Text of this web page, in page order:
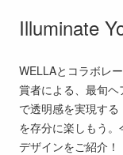
Illuminate
WELLAとコラボレ
賞者による、最旬
で透明感を実現す
を存分に楽しもう
デザインをご紹介！